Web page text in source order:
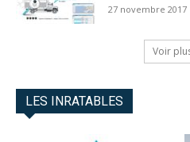
27 novembre 2017
Voir
LES INRATABLES